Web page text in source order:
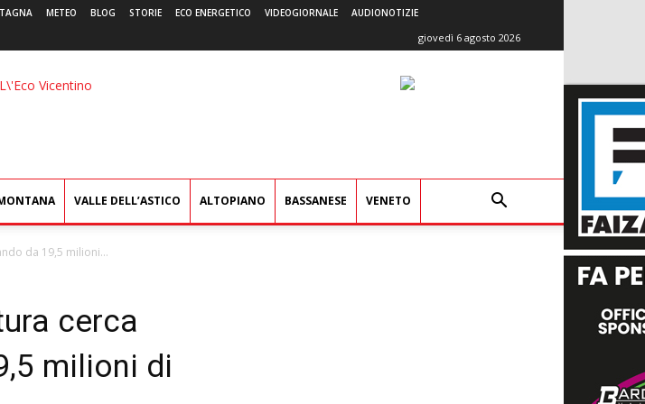
METEO BLOG STORIE ECO ENERGETICO VIDEOGIORNALE AUDIONOTIZIE
giovedì 6 agosto 2026
L'Eco
VALLE DELL’ASTICO ALTOPIANO BASSANESE VENETO
da 19,5 milioni...
cerca
milioni di